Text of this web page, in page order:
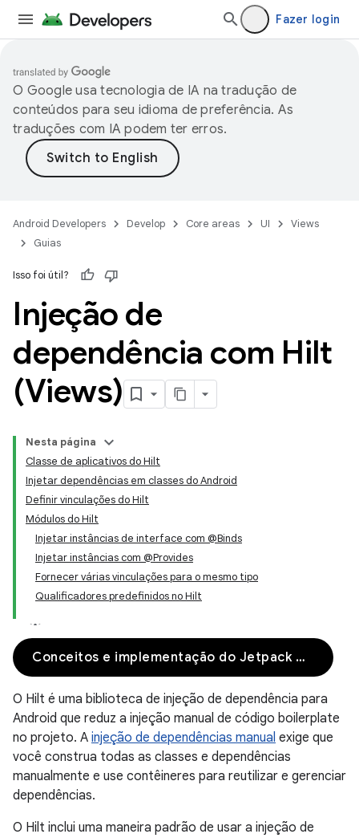
Fazer login
O Google usa tecnologia de IA na tradução de
conteúdos para seu idioma de preferência. As
traduções com IA podem ter erros.
Android Developers Develop Core areas UI
Views
Guias
Isso foi útil?
Injeção de
dependência com Hilt
(Views)
Nesta página
Classe de aplicativos do Hilt
Injetar dependências em classes do Android
Definir vinculações do Hilt
Módulos do Hilt
Injetar instâncias de interface com @Binds
Injetar instâncias com @Provides
Fornecer várias vinculações para o mesmo tipo
Qualificadores predefinidos no Hilt
Conceitos e implementação do Jetpack Compose
O Hilt é uma biblioteca de injeção de dependência para
Android que reduz a injeção manual de código boilerplate
no projeto. A injeção de dependências manual exige que
você construa todas as classes e dependências
manualmente e use contêineres para reutilizar e gerenciar
dependências.
O Hilt inclui uma maneira padrão de usar a injeção de